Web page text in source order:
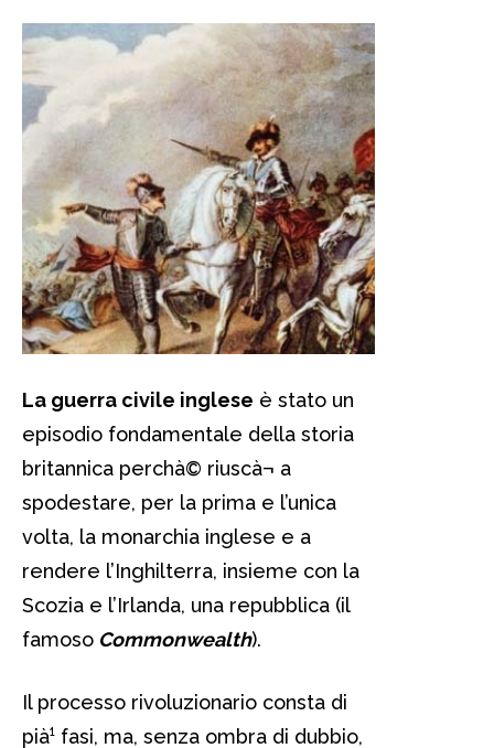
La guerra civile inglese è stato un
episodio fondamentale della storia
britannica perchà© riuscà¬ a
spodestare, per la prima e l’unica
volta, la monarchia inglese e a
rendere l’Inghilterra, insieme con la
Scozia e l’Irlanda, una repubblica (il
famoso Commonwealth).
Il processo rivoluzionario consta di
pià¹ fasi, ma, senza ombra di dubbio,